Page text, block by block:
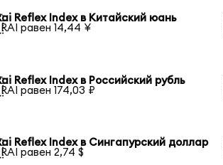
Reflex Index в Китайский юань
RAI равен 14,44 ¥
Reflex Index в Российский рубль
RAI равен 174,03 ₽
Reflex Index в Сингапурский доллар
RAI равен 2,74 $